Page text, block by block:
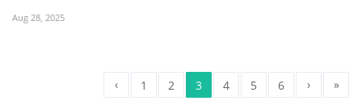
Aug 28, 2025
‹ 1 2 3 4 5 6 › »